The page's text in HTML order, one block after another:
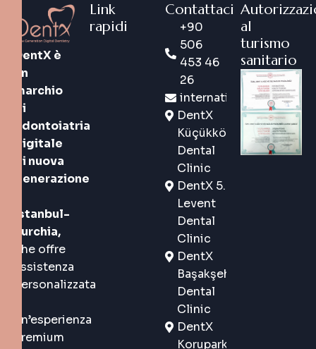
DentX è
un
marchio
di
odontoiatria
digitale
di nuova
generazione
Istanbul-
Turchia,
che offre
assistenza
personalizzata
un’esperienza
premium
Link
rapidi
Contattaci
+90
506
453 46
26
DentX
Küçükköy
Dental
Clinic
DentX 5.
Levent
Dental
Clinic
DentX
Başakşehir
Dental
Clinic
DentX
Korupark
al
turismo
sanitario